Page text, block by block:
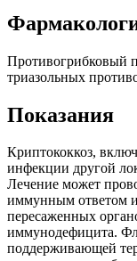
Противогрибковый
триазольных
Показания
Криптококкоз,
инфекции другой
Лечение может
иммунным ответом
пересаженных
иммунодефицита.
поддерживающей